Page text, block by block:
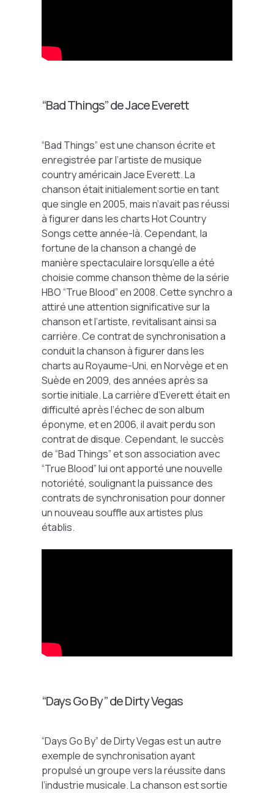
“Bad Things” de Jace Everett
“Bad Things” est une chanson écrite et
enregistrée par l’artiste de musique
country américain Jace Everett. La
chanson était initialement sortie en tant
que single en 2005, mais n’avait pas réussi
à figurer dans les charts Hot Country
Songs cette année-là. Cependant, la
fortune de la chanson a changé de
manière spectaculaire lorsqu’elle a été
choisie comme chanson thème de la série
HBO “True Blood” en 2008. Cette synchro a
attiré une attention significative sur la
chanson et l’artiste, revitalisant ainsi sa
carrière. Ce contrat de synchronisation a
conduit la chanson à figurer dans les
charts au Royaume-Uni, en Norvège et en
Suède en 2009, des années après sa
sortie initiale. La carrière d’Everett était en
difficulté après l’échec de son album
éponyme, et en 2006, il avait perdu son
contrat de disque. Cependant, le succès
de “Bad Things” et son association avec
“True Blood” lui ont apporté une nouvelle
notoriété, soulignant la puissance des
contrats de synchronisation pour donner
un nouveau souffle aux artistes plus
établis.
“Days Go By” de Dirty Vegas
“Days Go By” de Dirty Vegas est un autre
exemple de synchronisation ayant
propulsé un groupe vers la réussite dans
l’industrie musicale. La chanson est sortie